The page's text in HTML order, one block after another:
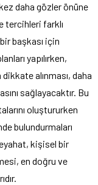
daha gözler önüne
tercihleri farklı
başkası için
yapılırken,
alınması, daha
sağlayacaktır. Bu
oluştururken
bulundurmaları
kişisel bir
en doğru ve